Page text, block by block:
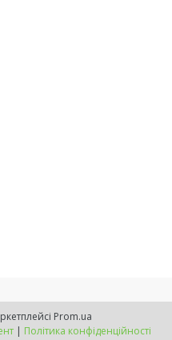
Prom.ua
| Політика конфіденційності